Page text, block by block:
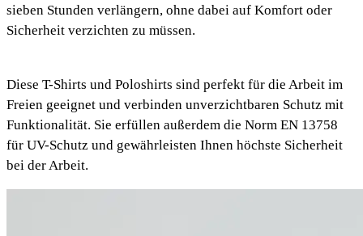
sieben Stunden verlängern, ohne dabei auf Komfort oder
Sicherheit verzichten zu müssen.
Diese T-Shirts und Poloshirts sind perfekt für die Arbeit im
Freien geeignet und verbinden unverzichtbaren Schutz mit
Funktionalität. Sie erfüllen außerdem die Norm EN 13758
für UV-Schutz und gewährleisten Ihnen höchste Sicherheit
bei der Arbeit.